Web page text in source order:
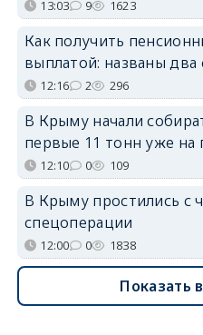
13:03 9 1623
Как получить
выплатой: названы два
12:16 2 296
В Крыму начали
первые 11 тонн уже на
12:10 0 109
В Крыму простились с
спецоперации
12:00 0 1838
Показать